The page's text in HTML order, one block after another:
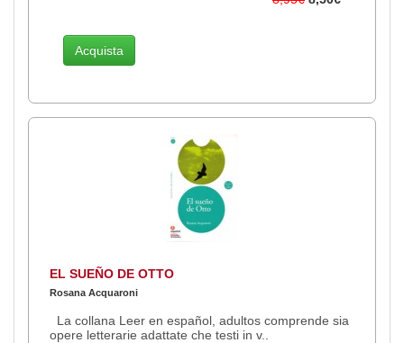
Acquista
EL SUEÑO DE OTTO
Rosana Acquaroni
La collana Leer en español, adultos comprende sia
opere letterarie adattate che testi in v..